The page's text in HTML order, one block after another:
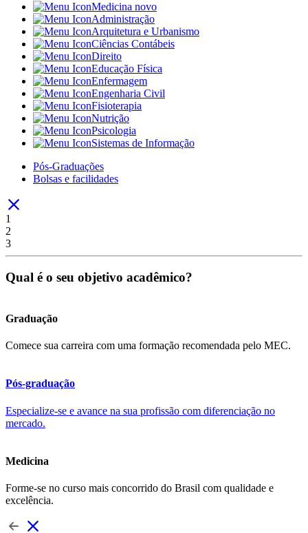
Medicina novo
Administração
Arquitetura e Urbanismo
Ciências Contábeis
Direito
Educação Física
Enfermagem
Engenharia Civil
Fisioterapia
Nutrição
Psicologia
Sistemas de Informação
Pós-Graduações
Bolsas e facilidades
1
2
3
Qual é o seu objetivo acadêmico?
Graduação
Comece sua carreira com uma formação recomendada pelo MEC.
Pós-graduação
Especialize-se e avance na sua profissão com diferenciação no
mercado.
Medicina
Forme-se no curso mais concorrido do Brasil com qualidade e
excelência.